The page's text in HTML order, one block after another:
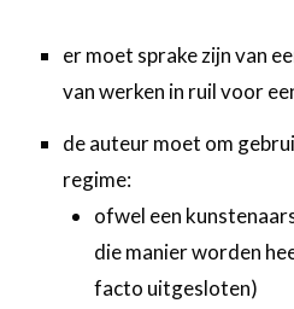
er moet sprake zijn van
van werken in ruil voor
de auteur moet om
regime:
ofwel een
die manier worden
facto uitgesloten)